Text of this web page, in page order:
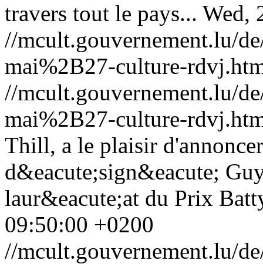
travers tout le pays... Wed,
//mcult.gouvernement.lu/
mai%2B27-culture-
//mcult.gouvernement.lu/
mai%2B27-culture-
Thill, a le plaisir
d&eacute;sign&eacute;
laur&eacute;at du Prix
09:50:00 +0200
//mcult.gouvernement.lu/